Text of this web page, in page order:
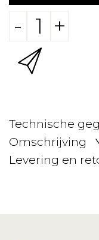
- +
Technische
Omschrijving
Levering en